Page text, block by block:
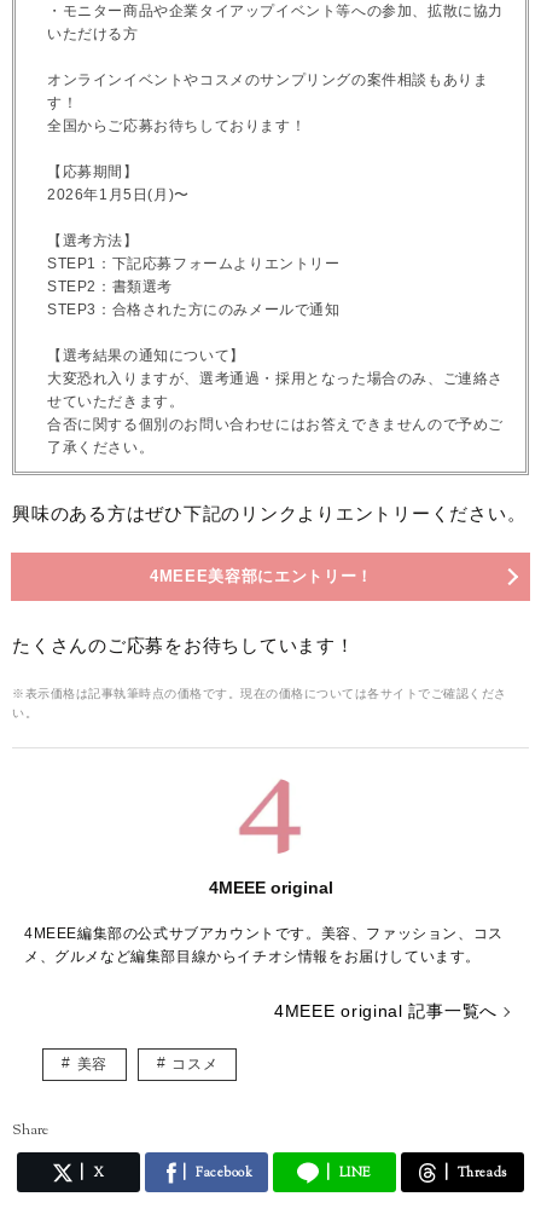
・モニター商品や企業タイアップイベント等への参加、拡散に協力
いただける方
オンラインイベントやコスメのサンプリングの案件相談もありま
す！
全国からご応募お待ちしております！
【応募期間】
2026年1月5日(月)〜
【選考方法】
STEP1：下記応募フォームよりエントリー
STEP2：書類選考
STEP3：合格された方にのみメールで通知
【選考結果の通知について】
大変恐れ入りますが、選考通過・採用となった場合のみ、ご連絡さ
せていただきます。
合否に関する個別のお問い合わせにはお答えできませんので予めご
了承ください。
興味のある方はぜひ下記のリンクよりエントリーください。
4MEEE美容部にエントリー！
たくさんのご応募をお待ちしています！
※表示価格は記事執筆時点の価格です。現在の価格については各サイトでご確認くださ
い。
4MEEE original
4MEEE編集部の公式サブアカウントです。美容、ファッション、コス
メ、グルメなど編集部目線からイチオシ情報をお届けしています。
4MEEE original 記事一覧へ
美容 コスメ
Share
X Facebook LINE Threads